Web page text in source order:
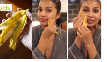
بتائے راز